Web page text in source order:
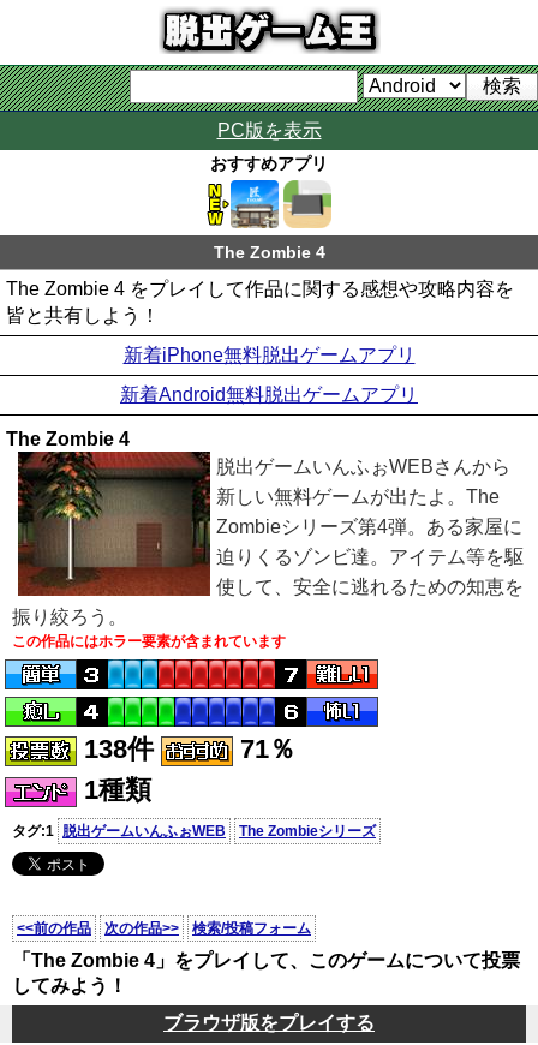
PC版を表示
おすすめアプリ
The Zombie 4
The Zombie 4 をプレイして作品に関する感想や攻略内容を
皆と共有しよう！
新着iPhone無料脱出ゲームアプリ
新着Android無料脱出ゲームアプリ
The Zombie 4
脱出ゲームいんふぉWEBさんから
新しい無料ゲームが出たよ。The
Zombieシリーズ第4弾。ある家屋に
迫りくるゾンビ達。アイテム等を駆
使して、安全に逃れるための知恵を
振り絞ろう。
この作品にはホラー要素が含まれています
138件
71％
1種類
タグ:1 脱出ゲームいんふぉWEB The Zombieシリーズ
<<前の作品 次の作品>> 検索/投稿フォーム
「The Zombie 4」をプレイして、このゲームについて投票
してみよう！
ブラウザ版をプレイする